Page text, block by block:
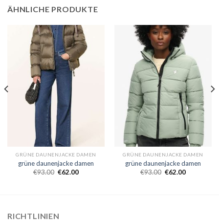
ÄHNLICHE PRODUKTE
GRÜNE DAUNENJACKE DAMEN
grüne daunenjacke damen
€93.00 €62.00
GRÜNE DAUNENJACKE DAMEN
grüne daunenjacke damen
€93.00 €62.00
RICHTLINIEN